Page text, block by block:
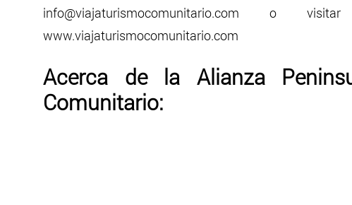
info@viajaturismocomunitario.com o
www.viajaturismocomunitario.com
Acerca de la Alianza
Comunitario: